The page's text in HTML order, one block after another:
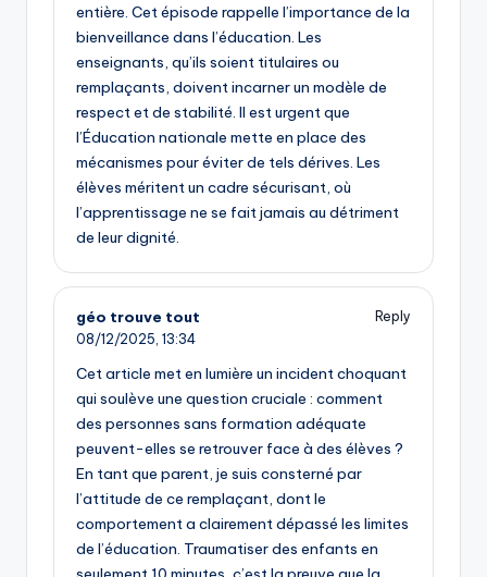
entière. Cet épisode rappelle l’importance de la
bienveillance dans l’éducation. Les
enseignants, qu’ils soient titulaires ou
remplaçants, doivent incarner un modèle de
respect et de stabilité. Il est urgent que
l’Éducation nationale mette en place des
mécanismes pour éviter de tels dérives. Les
élèves méritent un cadre sécurisant, où
l’apprentissage ne se fait jamais au détriment
de leur dignité.
géo trouve tout
Reply
08/12/2025, 13:34
Cet article met en lumière un incident choquant
qui soulève une question cruciale : comment
des personnes sans formation adéquate
peuvent-elles se retrouver face à des élèves ?
En tant que parent, je suis consterné par
l’attitude de ce remplaçant, dont le
comportement a clairement dépassé les limites
de l’éducation. Traumatiser des enfants en